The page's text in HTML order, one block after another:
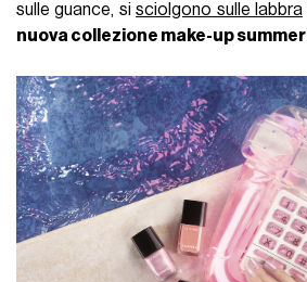
sulle guance, sisciolgono sulle labbra
nuova collezione make-up